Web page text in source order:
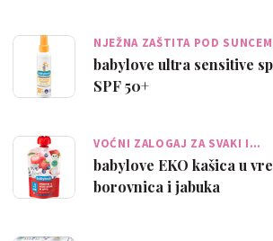
NJEŽNA ZAŠTITA POD SUNCEM
babylove ultra sensitive
SPF 50+
VOĆNI ZALOGAJ ZA SVAKI I…
babylove EKO kašica u
borovnica i jabuka